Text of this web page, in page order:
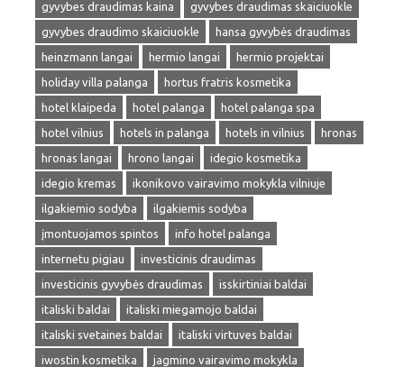
gyvybes draudimas kaina
gyvybes draudimas skaiciuokle
gyvybes draudimo skaiciuokle
hansa gyvybės draudimas
heinzmann langai
hermio langai
hermio projektai
holiday villa palanga
hortus fratris kosmetika
hotel klaipeda
hotel palanga
hotel palanga spa
hotel vilnius
hotels in palanga hotels in vilnius
hronas
hronas langai
hrono langai
idegio kosmetika
idegio kremas
ikonikovo vairavimo mokykla vilniuje
ilgakiemio sodyba
ilgakiemis sodyba
įmontuojamos spintos
info hotel palanga
internetu pigiau
investicinis draudimas
investicinis gyvybės draudimas
isskirtiniai baldai
italiski baldai
italiski miegamojo baldai
italiski svetaines baldai
italiski virtuves baldai
iwostin kosmetika
jagmino vairavimo mokykla